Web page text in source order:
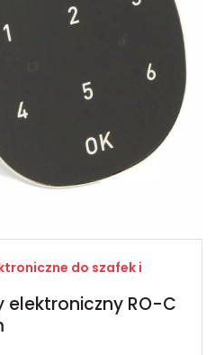
do szafek i
elektroniczny RO-C